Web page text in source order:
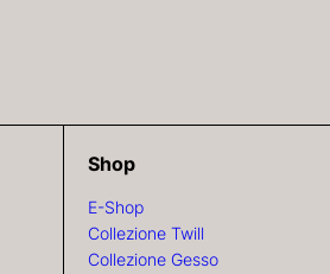
Shop
E-Shop
Collezione Twill
Collezione Gesso